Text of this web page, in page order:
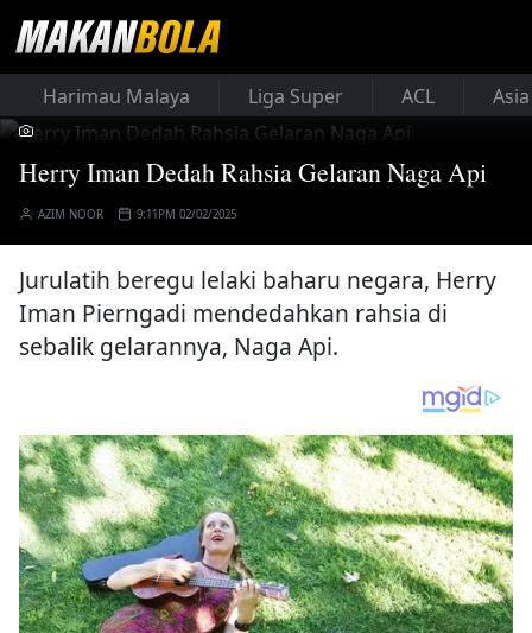
Harimau Malaya Liga Super ACL
Herry Iman Dedah Rahsia Gelaran Naga Api
AZIM NOOR 9:11PM 02/02/2025
Jurulatih beregu lelaki baharu negara, Herry
Iman Pierngadi mendedahkan rahsia di
sebalik gelarannya, Naga Api.